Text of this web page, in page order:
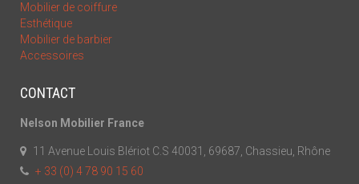
Mobilier de coiffure
Esthétique
Mobilier de barbier
Accessoires
CONTACT
Nelson Mobilier France
11 Avenue Louis Blériot C.S 40031, 69687, Chassieu, Rhône
+ 33 (0) 4 78 90 15 60